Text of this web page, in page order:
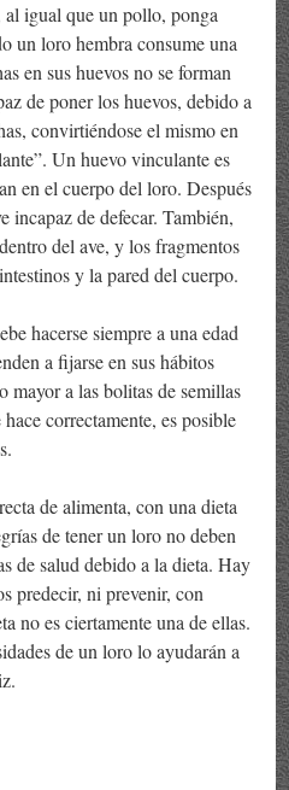
igual que un pollo, ponga
un loro hembra consume una
en sus huevos no se forman
de poner los huevos, debido a
convirtiéndose el mismo en
Un huevo vinculante es
en el cuerpo del loro. Después
incapaz de defecar. También,
del ave, y los fragmentos
y la pared del cuerpo.
hacerse siempre a una edad
a fijarse en sus hábitos
a las bolitas de semillas
correctamente, es posible
de alimenta, con una dieta
de tener un loro no deben
de salud debido a la dieta. Hay
predecir, ni prevenir, con
no es ciertamente una de ellas.
de un loro lo ayudarán a